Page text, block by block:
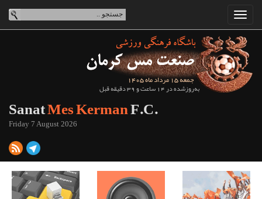
جمعه 15 مرداد ماه 1405
به‌روزشده در 14 ساعت و 39 دقیقه قبل
SanatMes KermanF.C.
Friday 7 August 2026